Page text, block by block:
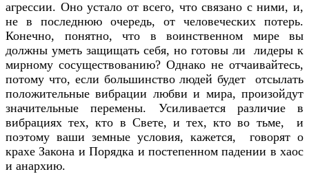
агрессии. Оно устало от всего, что связано с ними, и,
не в последнюю очередь, от человеческих потерь.
Конечно, понятно, что в воинственном мире вы
должны уметь защищать себя, но готовы ли лидеры к
мирному сосуществованию? Однако не отчаивайтесь,
потому что, если большинство людей будет отсылать
положительные вибрации любви и мира, произойдут
значительные перемены. Усиливается различие в
вибрациях тех, кто в Свете, и тех, кто во тьме, и
поэтому ваши земные условия, кажется, говорят о
крахе Закона и Порядка и постепенном падении в хаос
и анархию.